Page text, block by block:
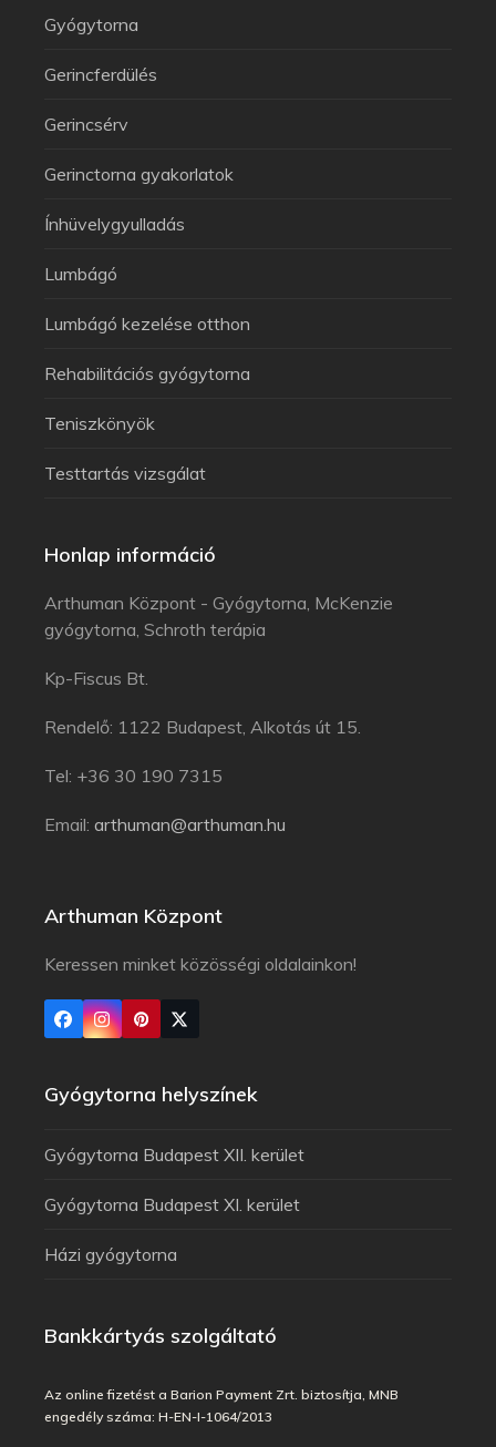
Gyógytorna
Gerincferdülés
Gerincsérv
Gerinctorna gyakorlatok
Ínhüvelygyulladás
Lumbágó
Lumbágó kezelése otthon
Rehabilitációs gyógytorna
Teniszkönyök
Testtartás vizsgálat
Honlap információ
Arthuman Központ - Gyógytorna, McKenzie
gyógytorna, Schroth terápia
Kp-Fiscus Bt.
Rendelő: 1122 Budapest, Alkotás út 15.
Tel: +36 30 190 7315
Email: arthuman@arthuman.hu
Arthuman Központ
Keressen minket közösségi oldalainkon!
Gyógytorna helyszínek
Gyógytorna Budapest XII. kerület
Gyógytorna Budapest XI. kerület
Házi gyógytorna
Bankkártyás szolgáltató
Az online fizetést a Barion Payment Zrt. biztosítja, MNB
engedély száma: H-EN-I-1064/2013